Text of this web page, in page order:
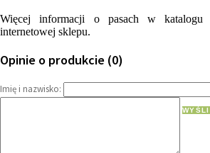
Więcej informacji o pasach w katalogu
internetowej sklepu.
Opinie o produkcie (0)
Imię i nazwisko: